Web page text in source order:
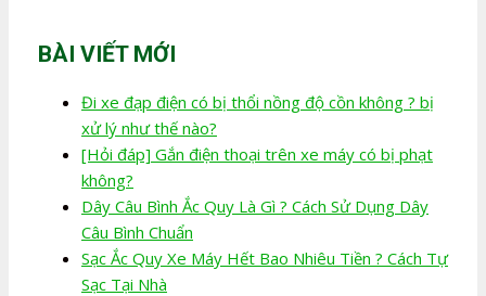
BÀI VIẾT MỚI
Đi xe đạp điện có bị thổi nồng độ cồn không ? bị
xử lý như thế nào?
[Hỏi đáp] Gắn điện thoại trên xe máy có bị phạt
không?
Dây Câu Bình Ắc Quy Là Gì ? Cách Sử Dụng Dây
Câu Bình Chuẩn
Sạc Ắc Quy Xe Máy Hết Bao Nhiêu Tiền ? Cách Tự
Sạc Tại Nhà